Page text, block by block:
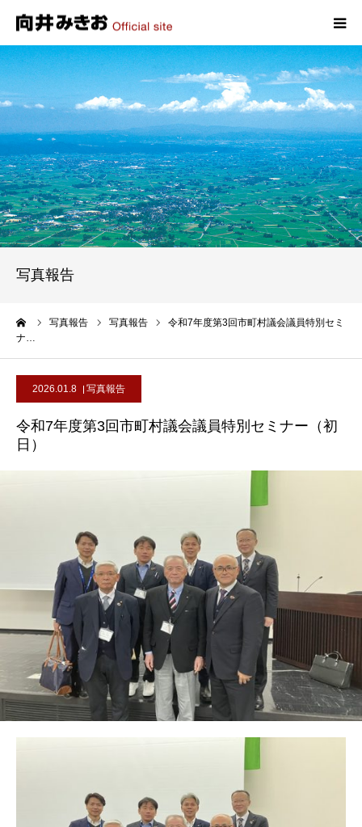
写真報告
写真報告 写真報告
令和7年度第3回市町村議会議員特別セミ
ナ…
2026.01.8 写真報告
令和7年度第3回市町村議会議員特別セミナー（初
日）
HOME
プロフィール
政策
活動報告